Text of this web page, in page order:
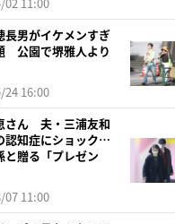
長男がイケメンすぎ
公園で堺雅人より
24 16:00
さん 夫・三浦友和
認知症にショック…
と贈る「プレゼン
07 11:00